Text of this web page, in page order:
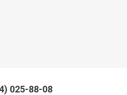
025-88-08